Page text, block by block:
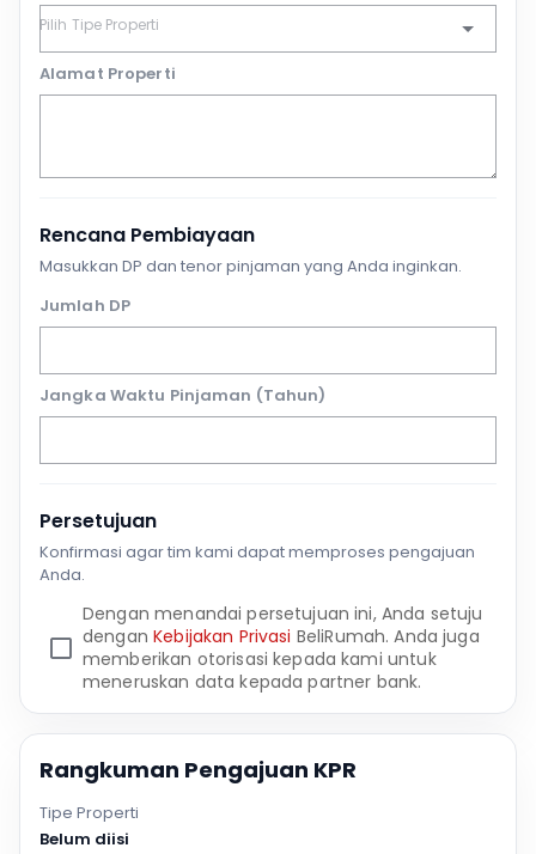
Alamat Properti
Rencana Pembiayaan
Masukkan DP dan tenor pinjaman yang Anda inginkan.
Jumlah DP
Jangka Waktu Pinjaman (Tahun)
Persetujuan
Konfirmasi agar tim kami dapat memproses pengajuan
Anda.
Dengan menandai persetujuan ini, Anda setuju
denganKebijakan Privasi BeliRumah. Anda juga
memberikan otorisasi kepada kami untuk
meneruskan data kepada partner bank.
Rangkuman Pengajuan KPR
Tipe Properti
Belum diisi